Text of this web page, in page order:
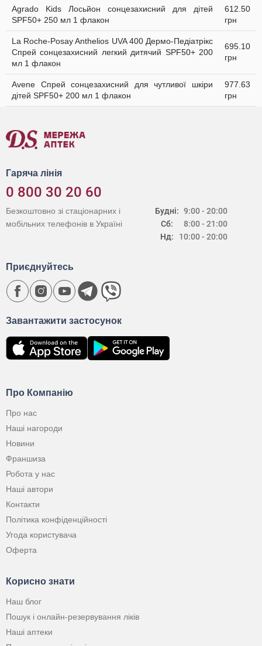
Agrado Kids Лосьйон сонцезахисний для дітей
SPF50+ 250 мл 1 флакон
612.50
грн
La Roche-Posay Anthelios UVA 400 Дермо-Педіатрікс
Спрей сонцезахисний легкий дитячий SPF50+ 200
мл 1 флакон
695.10
грн
Avene Спрей сонцезахисний для чутливої шкіри
дітей SPF50+ 200 мл 1 флакон
977.63
грн
Гаряча лінія
0 800 30 20 60
Будні:
Сб:
Нд:
9:00 - 20:00
8:00 - 21:00
10:00 - 20:00
Безкоштовно зі стаціонарних і
мобільних телефонів в Україні
Про Компанію
Про нас
Наші нагороди
Новини
Франшиза
Робота у нас
Наші автори
Контакти
Політика конфіденційності
Угода користувача
Оферта
Корисно знати
Наш блог
Пошук і онлайн-резервування ліків
Наші аптеки
Завантажити застосунок
Приєднуйтесь